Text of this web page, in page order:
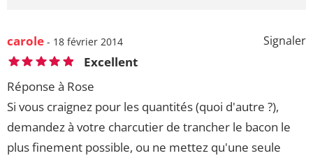
Signaler
carole - 18 février 2014
Excellent
Réponse à Rose
Si vous craignez pour les quantités (quoi d'autre ?),
demandez à votre charcutier de trancher le bacon le
plus finement possible, ou ne mettez qu'une seule